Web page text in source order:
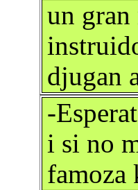
un
djugan
-
i si no
famoza